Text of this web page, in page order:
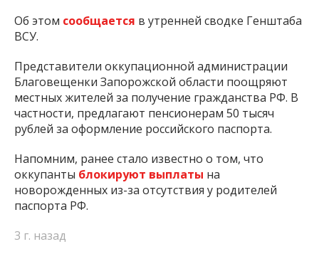
Об этом сообщается в утренней сводке Генштаба
ВСУ.
Представители оккупационной администрации
Благовещенки Запорожской области поощряют
местных жителей за получение гражданства РФ. В
частности, предлагают пенсионерам 50 тысяч
рублей за оформление российского паспорта.
Напомним, ранее стало известно о том, что
оккупанты блокируют выплаты на
новорожденных из-за отсутствия у родителей
паспорта РФ.
3 г. назад